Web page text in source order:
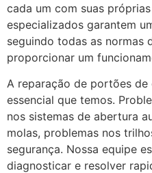
cada um com suas
especializados garantem
seguindo todas as normas
proporcionar um
A reparação de portões
essencial que temos.
nos sistemas de abertura
molas, problemas nos
segurança. Nossa equipe
diagnosticar e resolver